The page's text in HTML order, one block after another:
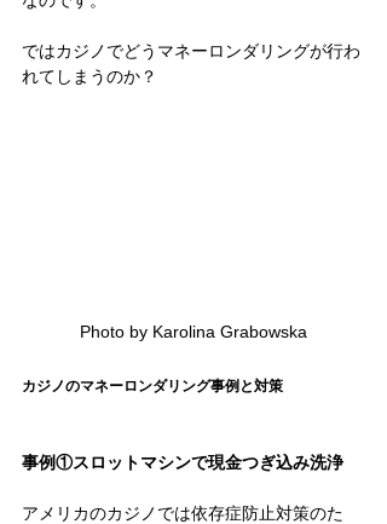
ではカジノでどうマネーロンダリングが行わ
れてしまうのか？
Photo by Karolina Grabowska
カジノのマネーロンダリング事例と対策
事例①スロットマシンで現金つぎ込み洗浄
アメリカのカジノでは依存症防止対策のた